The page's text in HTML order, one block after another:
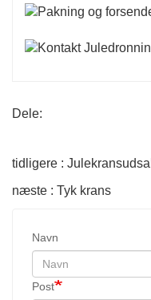
Dele:
tidligere :
næste : Tyk krans
Navn
Post